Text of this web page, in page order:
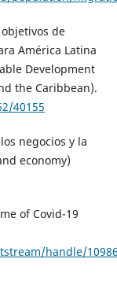
de
América Latina
Development
the Caribbean).
40155
negocios y la
economy)
of Covid-19
handle/